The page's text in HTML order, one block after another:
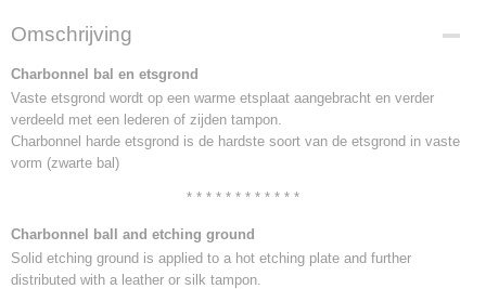
Omschrijving
Charbonnel bal en etsgrond
Vaste etsgrond wordt op een warme etsplaat aangebracht en verder
verdeeld met een lederen of zijden tampon.
Charbonnel harde etsgrond is de hardste soort van de etsgrond in vaste
vorm (zwarte bal)
* * * * * * * * * * * *
Charbonnel ball and etching ground
Solid etching ground is applied to a hot etching plate and further
distributed with a leather or silk tampon.